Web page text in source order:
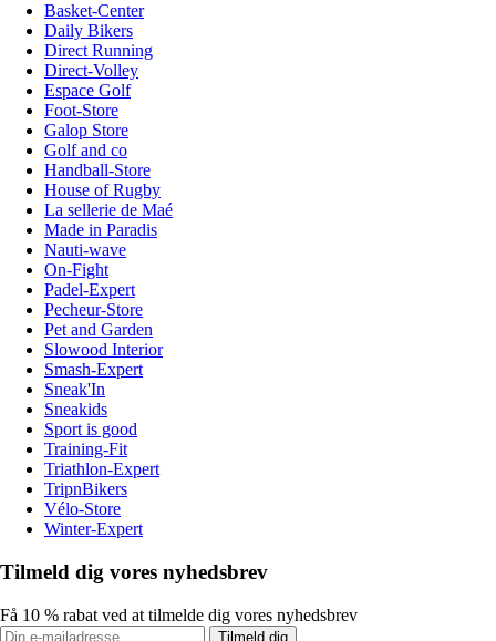
Basket-Center
Daily Bikers
Direct Running
Direct-Volley
Espace Golf
Foot-Store
Galop Store
Golf and co
Handball-Store
House of Rugby
La sellerie de Maé
Made in Paradis
Nauti-wave
On-Fight
Padel-Expert
Pecheur-Store
Pet and Garden
Slowood Interior
Smash-Expert
Sneak'In
Sneakids
Sport is good
Training-Fit
Triathlon-Expert
TripnBikers
Vélo-Store
Winter-Expert
Tilmeld dig vores nyhedsbrev
Få 10 % rabat ved at tilmelde dig vores nyhedsbrev
Tilmeld dig